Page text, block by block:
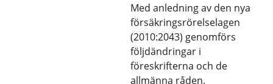
Med anledning av den nya
försäkringsrörelselagen
(2010:2043) genomförs
följdändringar i
föreskrifterna och de
allmänna råden.